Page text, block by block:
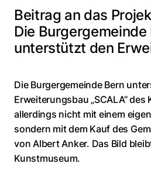
Beitrag an das
Die Burgergemeinde
unterstützt den
Die Burgergemeinde Bern
Erweiterungsbau „SCALA“
allerdings nicht mit einem
sondern mit dem Kauf des
von Albert Anker. Das Bild
Kunstmuseum.